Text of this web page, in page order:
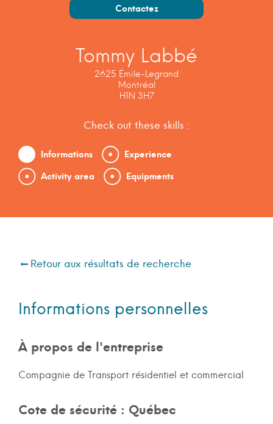
Contactez
Tommy Labbé
2625 Émile-Legrand
Montréal
H1N 3H7
Check out these skills :
Informations
Experience
Activity area
Equipments
Retour aux résultats de recherche
Informations personnelles
À propos de l'entreprise
Compagnie de Transport résidentiel et commercial
Cote de sécurité : Québec